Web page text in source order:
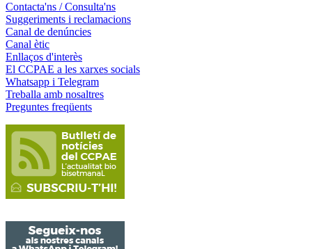
Contacta'ns / Consulta'ns
Suggeriments i reclamacions
Canal de denúncies
Canal ètic
Enllaços d'interès
El CCPAE a les xarxes socials
Whatsapp i Telegram
Treballa amb nosaltres
Preguntes freqüents